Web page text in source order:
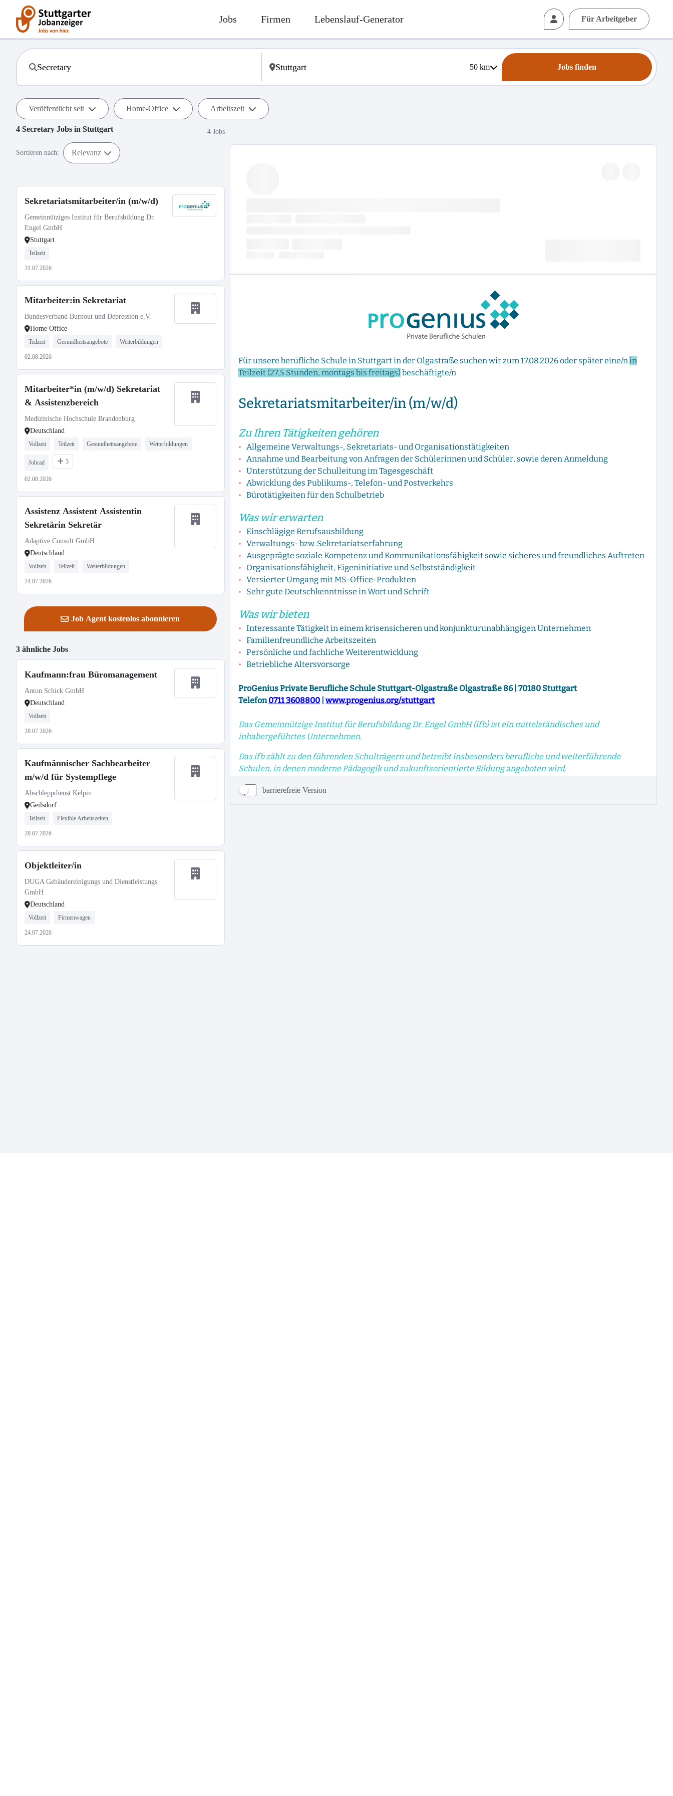
Jobs Firmen Lebenslauf-Generator Für Arbeitgeber
50km Jobs finden
Veröffentlicht seit Home-Office Arbeitszeit
4 Secretary Jobs in Stuttgart 4 Jobs
Sortieren nach: Relevanz
Sekretariatsmitarbeiter/in (m/w/d)
Gemeinnütziges Institut für Berufsbildung Dr.
Engel GmbH
Stuttgart
Teilzeit
31.07.2026
Mitarbeiter:in Sekretariat
Bundesverband Burnout und Depression e.V.
Home Office
Teilzeit Gesundheitsangebote Weiterbildungen
02.08.2026
Mitarbeiter*in (m/w/d) Sekretariat
& Assistenzbereich
Medizinische Hochschule Brandenburg
Deutschland
Vollzeit Teilzeit Gesundheitsangebote Weiterbildungen
Jobrad 3
02.08.2026
Assistenz Assistent Assistentin
Sekretärin Sekretär
Adaptive Consult GmbH
Deutschland
Vollzeit Teilzeit Weiterbildungen
24.07.2026
Job Agent kostenlos abonnieren
3 ähnliche Jobs
Kaufmann:frau Büromanagement
Anton Schick GmbH
Deutschland
Vollzeit
28.07.2026
Kaufmännischer Sachbearbeiter
m/w/d für Systempflege
Abschleppdienst Kelpin
Geilsdorf
Teilzeit Flexible Arbeitszeiten
28.07.2026
Objektleiter/in
DUGA Gebäudereinigungs und Dienstleistungs
GmbH
Deutschland
Vollzeit Firmenwagen
24.07.2026
barrierefreie Version